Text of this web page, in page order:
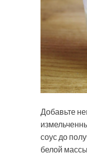
Добавьте
соус до
белой